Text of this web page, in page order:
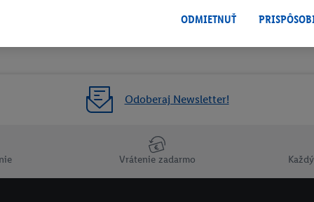
Odoberaj Newsletter!
Vrátenie zadarmo
nie jeho zakúpením), sa môžu zobrazovať aj na rôznych zariadeniach a
možno priradiť niekoľko koncových zariadení alebo používanie viacerých
e-mailovej adresy a prípadne ďalších identifikátorov/
" môžete povoliť iba používanie potrebných technológií.
práve kedykoľvek odvolať súhlas s účinnosťou do budúcnosti
.
ODMIETNUŤ